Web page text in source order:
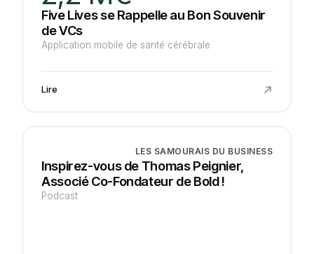
Five Lives se Rappelle au Bon Souvenir
de VCs
Application mobile de santé cérébrale
Lire
LES SAMOURAIS DU BUSINESS
Inspirez-vous de Thomas Peignier,
Associé Co-Fondateur de Bold !
Podcast